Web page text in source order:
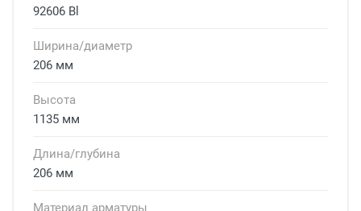
92606 Bl
Ширина/диаметр
206 мм
Высота
1135 мм
Длина/глубина
206 мм
Материал арматуры